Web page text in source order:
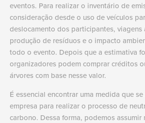
eventos. Para realizar o inventário de
consideração desde o uso de veículos
deslocamento dos participantes, viagens
produção de resíduos e o impacto
todo o evento. Depois que a estimativa
organizadores podem comprar créditos
árvores com base nesse valor.
É essencial encontrar uma medida que
empresa para realizar o processo de
carbono. Dessa forma, podemos assumir